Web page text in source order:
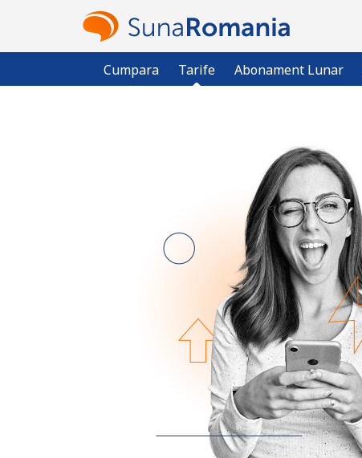
Cumpara Tarife Abonament Lunar